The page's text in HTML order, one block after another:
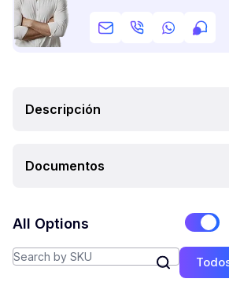
Descripción
Documentos
All Options